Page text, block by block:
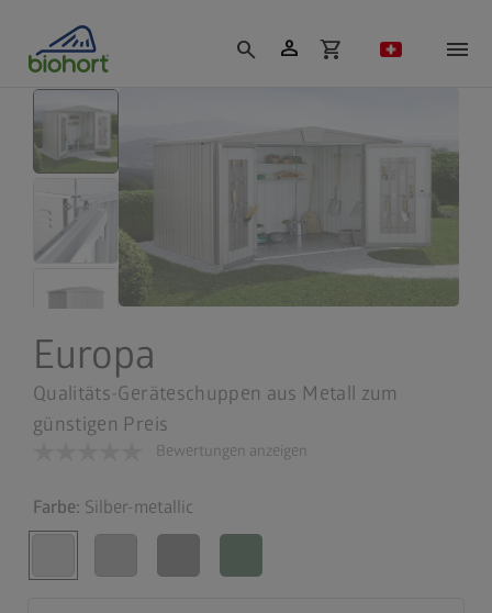
search person shopping_cart
Europa
Qualitäts-Geräteschuppen aus Metall zum
günstigen Preis
Bewertungen anzeigen
Farbe: Silber-metallic